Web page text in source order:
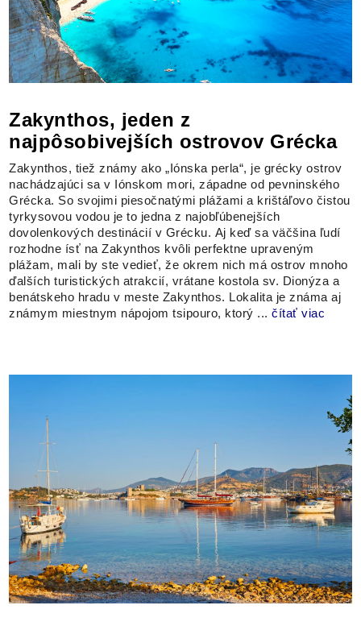
Zakynthos, jeden z
najpôsobivejších ostrovov Grécka
Zakynthos, tiež známy ako „Iónska perla“, je grécky ostrov
nachádzajúci sa v Iónskom mori, západne od pevninského
Grécka. So svojimi piesočnatými plážami a krištáľovo čistou
tyrkysovou vodou je to jedna z najobľúbenejších
dovolenkových destinácií v Grécku. Aj keď sa väčšina ľudí
rozhodne ísť na Zakynthos kvôli perfektne upraveným
plážam, mali by ste vedieť, že okrem nich má ostrov mnoho
ďalších turistických atrakcií, vrátane kostola sv. Dionýza a
benátskeho hradu v meste Zakynthos. Lokalita je známa aj
známym miestnym nápojom tsipouro, ktorý ...čítať viac